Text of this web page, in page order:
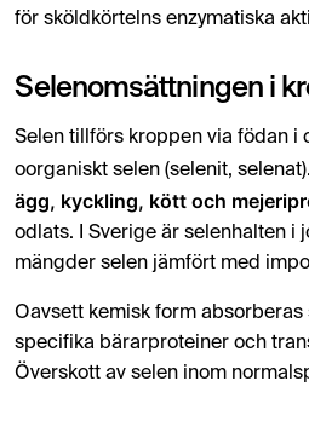
för sköldkörtelns enzymatiska
Selenomsättningen i
Selen tillförs kroppen via födan i
oorganiskt selen (selenit,
ägg, kyckling, kött och
odlats. I Sverige är selenhalten
mängder selen jämfört med
Oavsett kemisk form
specifika bärarproteiner och
Överskott av selen inom